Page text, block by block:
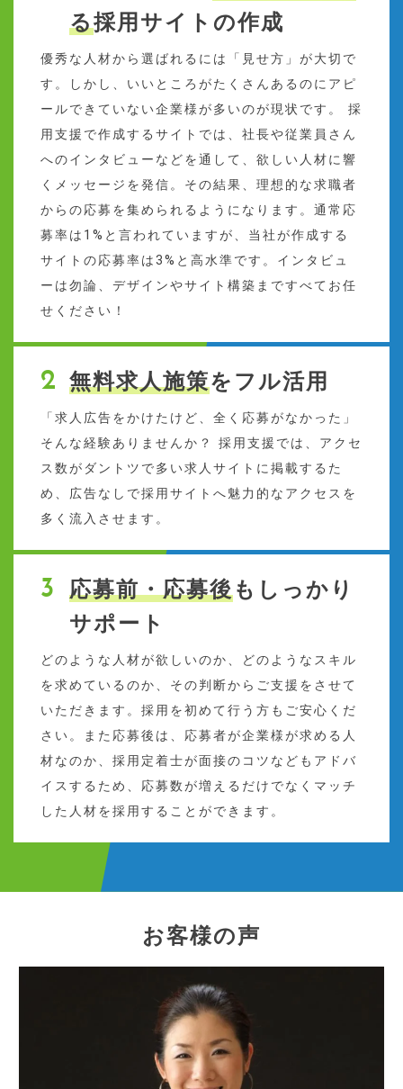
る採用サイトの作成
優秀な人材から選ばれるには「見せ方」が大切で
す。しかし、いいところがたくさんあるのにアピ
ールできていない企業様が多いのが現状です。 採
用支援で作成するサイトでは、社長や従業員さん
へのインタビューなどを通して、欲しい人材に響
くメッセージを発信。その結果、理想的な求職者
からの応募を集められるようになります。通常応
募率は1%と言われていますが、当社が作成する
サイトの応募率は3%と高水準です。インタビュ
ーは勿論、デザインやサイト構築まですべてお任
せください！
無料求人施策をフル活用
「求人広告をかけたけど、全く応募がなかった」
そんな経験ありませんか？ 採用支援では、アクセ
ス数がダントツで多い求人サイトに掲載するた
め、広告なしで採用サイトへ魅力的なアクセスを
多く流入させます。
応募前・応募後もしっかり
サポート
どのような人材が欲しいのか、どのようなスキル
を求めているのか、その判断からご支援をさせて
いただきます。採用を初めて行う方もご安心くだ
さい。また応募後は、応募者が企業様が求める人
材なのか、採用定着士が面接のコツなどもアドバ
イスするため、応募数が増えるだけでなくマッチ
した人材を採用することができます。
お客様の声